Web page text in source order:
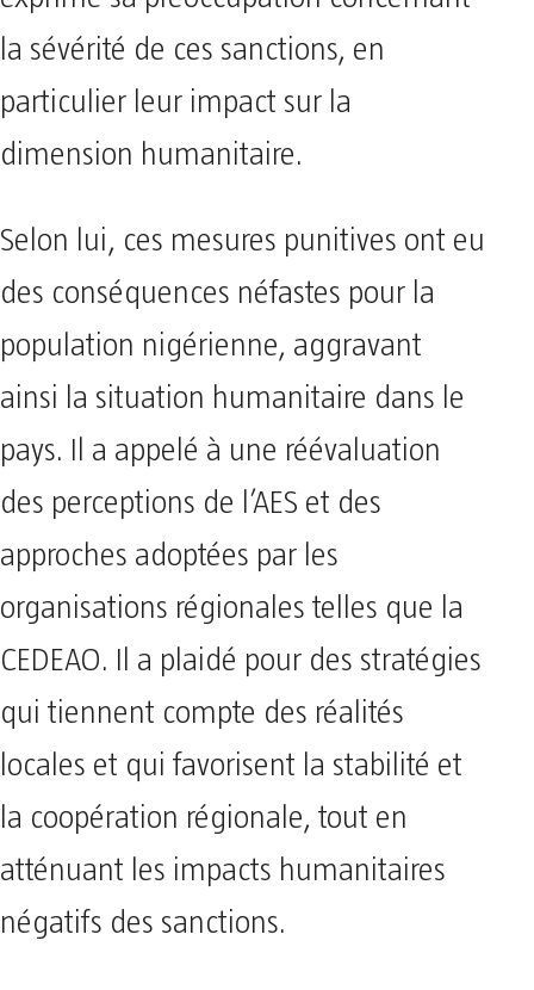
la sévérité de ces sanctions, en
particulier leur impact sur la
dimension humanitaire.
Selon lui, ces mesures punitives ont eu
des conséquences néfastes pour la
population nigérienne, aggravant
ainsi la situation humanitaire dans le
pays. Il a appelé à une réévaluation
des perceptions de l’AES et des
approches adoptées par les
organisations régionales telles que la
CEDEAO. Il a plaidé pour des stratégies
qui tiennent compte des réalités
locales et qui favorisent la stabilité et
la coopération régionale, tout en
atténuant les impacts humanitaires
négatifs des sanctions.